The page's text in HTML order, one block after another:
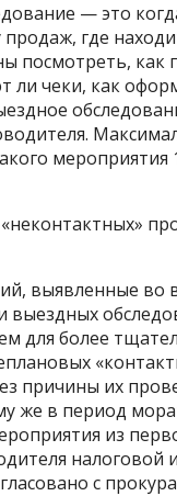
— это
где
посмотреть, как
ли чеки, как
мероприятия
выявленные во
выездных
для более
причины их
же в период
из
налоговой
с